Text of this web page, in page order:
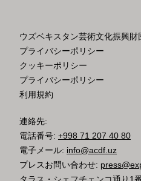
ウズベキスタン芸術文化振興財
プライバシーポリシー
クッキーポリシー
プライバシーポリシー
利用規約
連絡先:
電話番号: +998 71 207 40 80
電子メール: info@acdf.uz
プレスお問い合わせ:
タラス・シェフチェンコ通り1